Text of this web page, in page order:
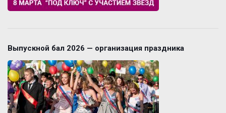
Выпускной бал 2026 — организация праздника